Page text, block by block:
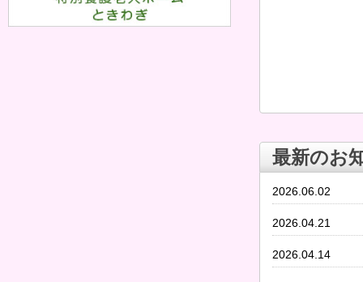
最新のお
2026.06.02
2026.04.21
2026.04.14